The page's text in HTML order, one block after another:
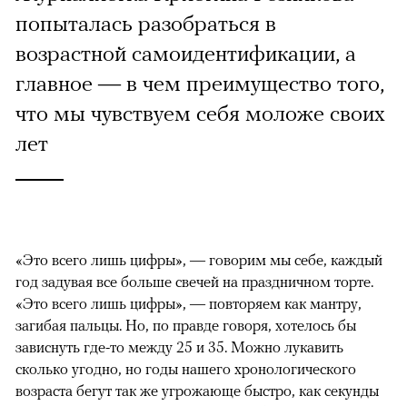
попыталась разобраться в
возрастной самоидентификации, а
главное — в чем преимущество того,
что мы чувствуем себя моложе своих
лет
«Это всего лишь цифры», — говорим мы себе, каждый
год задувая все больше свечей на праздничном торте.
«Это всего лишь цифры», — повторяем как мантру,
загибая пальцы. Но, по правде говоря, хотелось бы
зависнуть где-то между 25 и 35. Можно лукавить
сколько угодно, но годы нашего хронологического
возраста бегут так же угрожающе быстро, как секунды